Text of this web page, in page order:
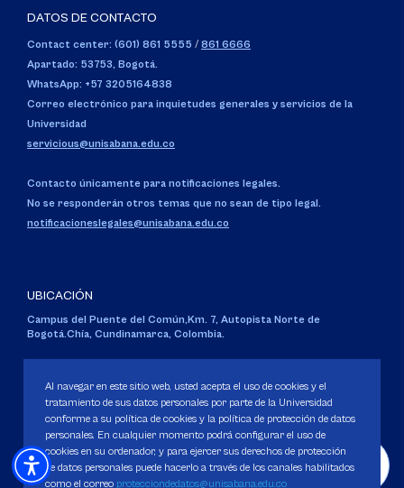
DATOS DE CONTACTO
Contact center: (601) 861 5555 / 861 6666
Apartado: 53753, Bogotá.
WhatsApp: +57 3205164838
Correo electrónico para inquietudes generales y servicios de la
Universidad
servicious@unisabana.edu.co
Contacto únicamente para notificaciones legales.
No se responderán otros temas que no sean de tipo legal.
notificacioneslegales@unisabana.edu.co
UBICACIÓN
Campus del Puente del Común,Km. 7, Autopista Norte de
Bogotá.Chía, Cundinamarca, Colombia.
Personería Jurídica:Resolución 130 del 14 de enero de 1980.
Ministerio de Educación Nacional.
Al navegar en este sitio web, usted acepta el uso de cookies y el
tratamiento de sus datos personales por parte de la Universidad
conforme a su política de cookies y la política de protección de datos
personales. En cualquier momento podrá configurar el uso de
cookies en su ordenador, y para ejercer sus derechos de protección
de datos personales puede hacerlo a través de los canales habilitados
como el correo protecciondedatos@unisabana.edu.co